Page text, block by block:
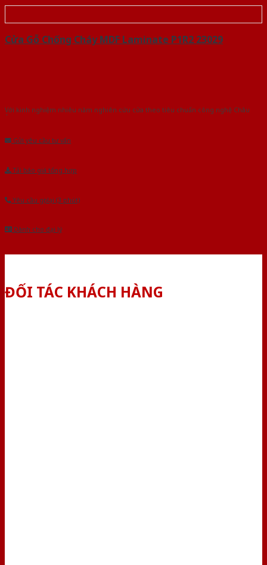
Cửa Gỗ Chống Cháy MDF Laminate P1R2 23029
Với kinh nghiệm nhiêu năm nghiên cứu cửa theo tiêu chuẩn công nghệ Châu
Âu.Chúng tôi tự tin là nhà sản xuất & cung cấp hàng đầu tại Việt Nam!
Gửi yêu cầu tư vấn
Tải báo giá tổng hợp
Yêu cầu gọi lại (3 phút)
Dành cho đại lý
ĐỐI TÁC KHÁCH HÀNG